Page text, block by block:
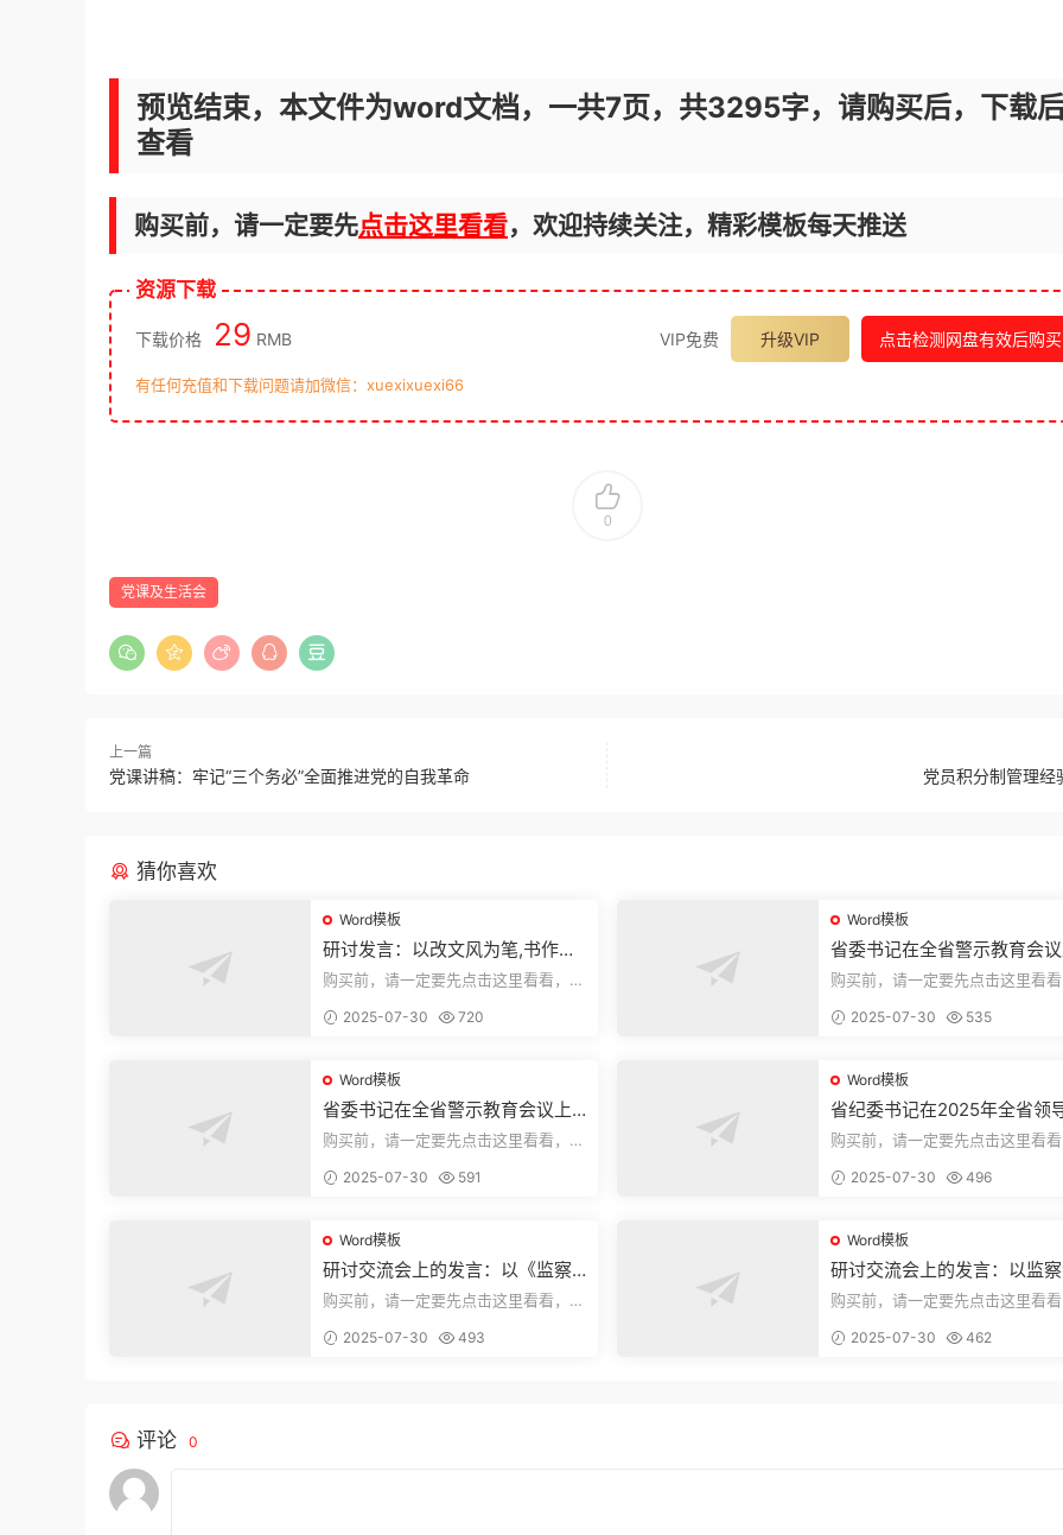
预览结束，本文件为word文档，一共7页，共3295字，请购买后，下载
查看
购买前，请一定要先点击这里看看，欢迎持续关注，精彩模板每天推送
资源下载
下载价格 29 RMB VIP免费 升级VIP 点击检测网盘有效后购买
有任何充值和下载问题请加微信：xuexixuexi66
0
党课及生活会
上一篇
党课讲稿：牢记“三个务必”全面推进党的自我革命 党员积分制管理经
猜你喜欢
Word模板
研讨发言：以改文风为笔,书作风
建设“必修课”
购买前，请一定要先点击这里看看，欢
束，本文...
2025-07-30 720
Word模板
省委书记在全省警示教育会
的讲话.1
购买前，请一定要先点击这里看
束，本文...
2025-07-30 535
Word模板
省委书记在全省警示教育会议上
的讲话
购买前，请一定要先点击这里看看，欢
束，本文...
2025-07-30 591
Word模板
省纪委书记在2025年全省领
部警示教育会上的讲话.1
购买前，请一定要先点击这里看
束，本文...
2025-07-30 496
Word模板
研讨交流会上的发言：以《监察
法实施条例》为纲,推动巡察工作
购买前，请一定要先点击这里看看，欢
束，本文...
2025-07-30 493
Word模板
研讨交流会上的发言：以监
实施条例为纲推动巡察工作
购买前，请一定要先点击这里看
束，本文...
2025-07-30 462
评论 0